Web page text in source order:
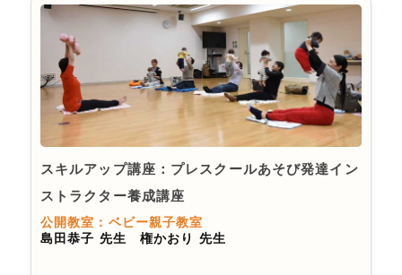
スキルアップ講座：プレスクールあそび発達イン
ストラクター養成講座
公開教室：ベビー親子教室
島田恭子 先生 権かおり 先生